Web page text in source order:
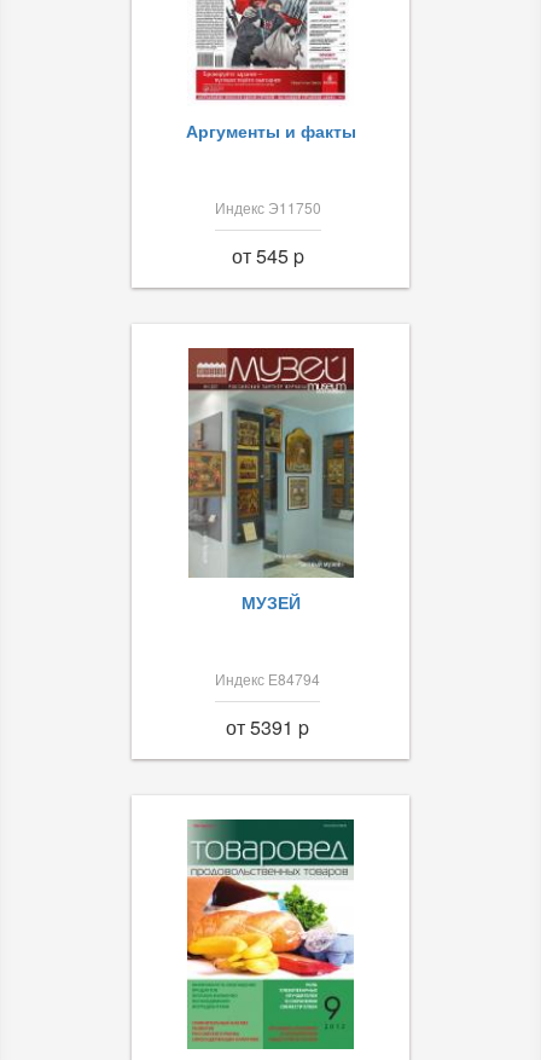
Аргументы и факты
Индекс Э11750
от 545 p
МУЗЕЙ
Индекс Е84794
от 5391 p